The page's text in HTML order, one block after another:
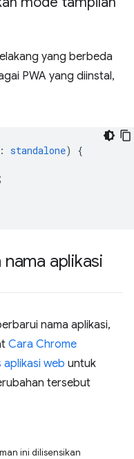
yang berbeda
PWA yang diinstal,
: standalone)
{
;
aplikasi
nama aplikasi,
Cara Chrome
web untuk
tersebut
ini dilisensikan